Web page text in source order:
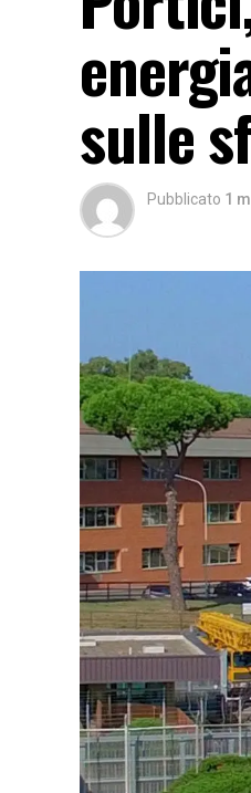
sulle
Pubblicato 1